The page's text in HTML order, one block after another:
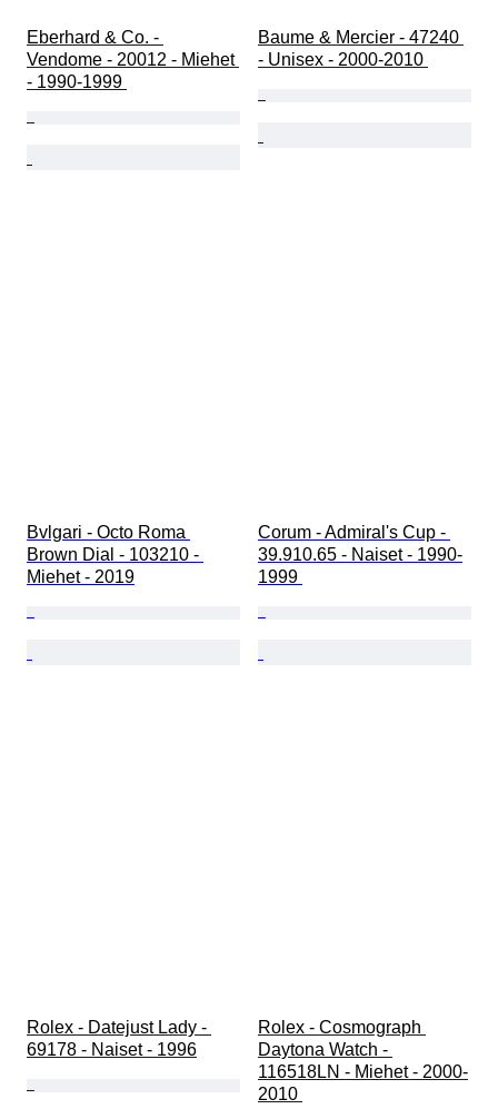
Eberhard & Co. -
Vendome - 20012 - Miehet
- 1990-1999
Baume & Mercier - 47240
- Unisex - 2000-2010
Bvlgari - Octo Roma
Brown Dial - 103210 -
Miehet - 2019
Corum - Admiral's Cup -
39.910.65 - Naiset - 1990-
1999
Rolex - Datejust Lady -
69178 - Naiset - 1996
Rolex - Cosmograph
Daytona Watch -
116518LN - Miehet - 2000-
2010